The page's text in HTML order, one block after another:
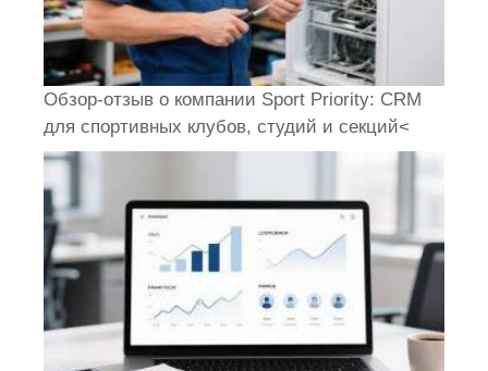
Обзор-отзыв о компании Sport Priority: CRM
для спортивных клубов, студий и секций<